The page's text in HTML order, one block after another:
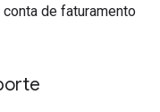
de faturamento